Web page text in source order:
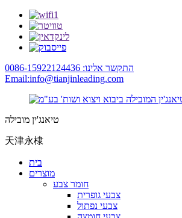
התקשר אלינו: 0086-15922124436
Email:info@tianjinleading.com
טיאנג'ין מובילה
天津永棣
בית
מוצרים
חומר צבע
צבעי גופרית
צבעי נפתול